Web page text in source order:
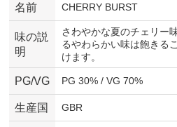
名前 CHERRY BURST
味の説
明
さわやかな夏のチェリー
るやわらかい味は飽きる
けます。
PG/VG PG 30% / VG 70%
生産国 GBR